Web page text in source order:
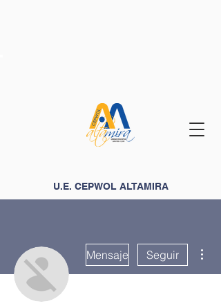
U.E. CEPWOL ALTAMIRA
Mensaje Seguir